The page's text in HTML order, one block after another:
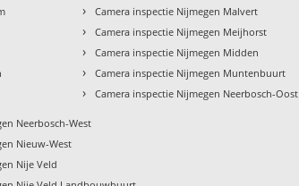
› Camera inspectie Nijmegen Malvert
› Camera inspectie Nijmegen Meijhorst
› Camera inspectie Nijmegen Midden
› Camera inspectie Nijmegen Muntenbuurt
› Camera inspectie Nijmegen Neerbosch-Oost
Neerbosch-West
Nieuw-West
Nije Veld